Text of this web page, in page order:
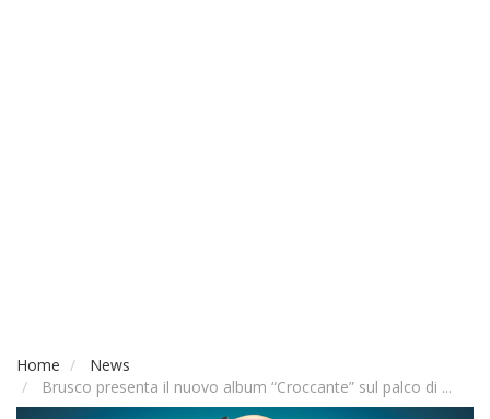
Home
News
Brusco presenta il nuovo album “Croccante” sul palco di ...